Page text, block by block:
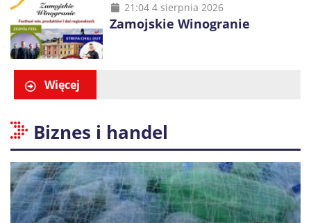
21:04 4 sierpnia 2026
Zamojskie Winogranie
Więcej
Biznes i handel